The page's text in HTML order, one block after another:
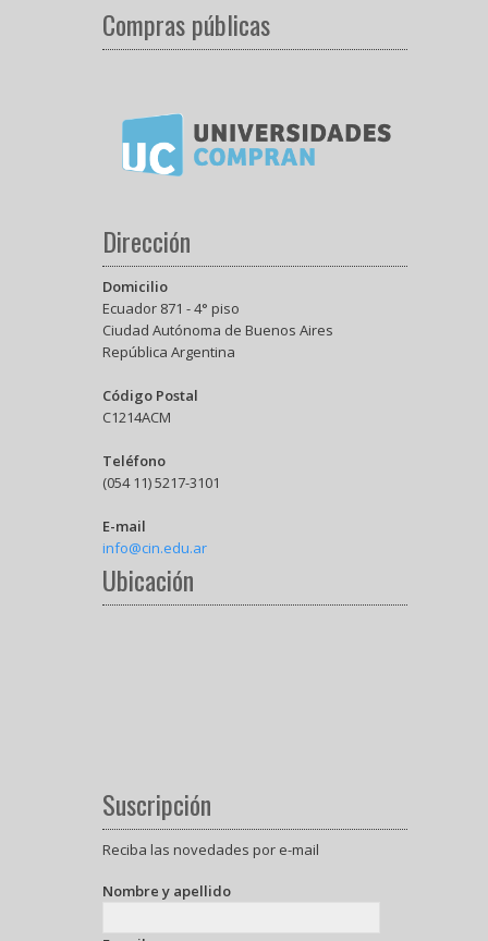
Compras públicas
Dirección
Domicilio
Ecuador 871 - 4° piso
Ciudad Autónoma de Buenos Aires
República Argentina
Código Postal
C1214ACM
Teléfono
(054 11) 5217-3101
E-mail
info@cin.edu.ar
Ubicación
Suscripción
Reciba las novedades por e-mail
Nombre y apellido